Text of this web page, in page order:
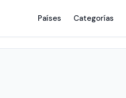
Países Categorías